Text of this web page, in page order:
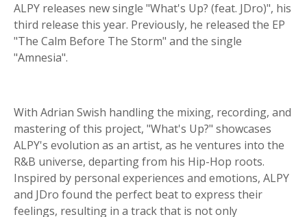
ALPY releases new single "What's Up? (feat. JDro)", his
third release this year. Previously, he released the EP
"The Calm Before The Storm" and the single
"Amnesia".
With Adrian Swish handling the mixing, recording, and
mastering of this project, "What's Up?" showcases
ALPY's evolution as an artist, as he ventures into the
R&B universe, departing from his Hip-Hop roots.
Inspired by personal experiences and emotions, ALPY
and JDro found the perfect beat to express their
feelings, resulting in a track that is not only